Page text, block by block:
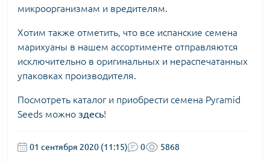
микроорганизмам и вредителям.
Хотим также отметить, что все испанские семена
марихуаны в нашем ассортименте отправляются
исключительно в оригинальных и нераспечатанных
упаковках производителя.
Посмотреть каталог и приобрести семена Pyramid
Seeds можно здесь!
01 сентября 2020 (11:15) 0 5868